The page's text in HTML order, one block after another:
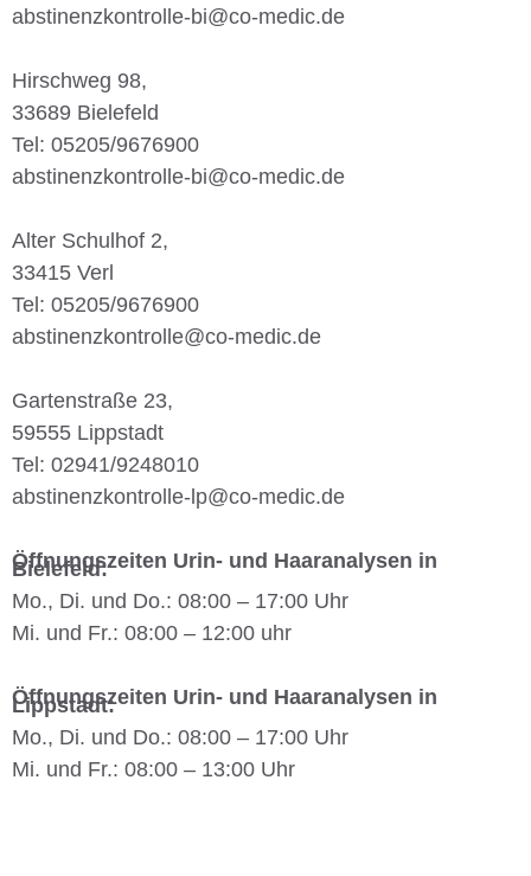
abstinenzkontrolle-bi@co-medic.de
Hirschweg 98,
33689 Bielefeld
Tel: 05205/9676900
abstinenzkontrolle-bi@co-medic.de
Alter Schulhof 2,
33415 Verl
Tel: 05205/9676900
abstinenzkontrolle@co-medic.de
Gartenstraße 23,
59555 Lippstadt
Tel: 02941/9248010
abstinenzkontrolle-lp@co-medic.de
Öffnungszeiten Urin- und Haaranalysen in
Bielefeld:
Mo., Di. und Do.: 08:00 – 17:00 Uhr
Mi. und Fr.: 08:00 – 12:00 uhr
Öffnungszeiten Urin- und Haaranalysen in
Lippstadt:
Mo., Di. und Do.: 08:00 – 17:00 Uhr
Mi. und Fr.: 08:00 – 13:00 Uhr